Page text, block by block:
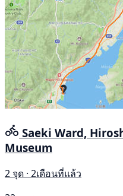
Saeki Ward,
Museum
2 จุด · 2เดือนที่แล้ว